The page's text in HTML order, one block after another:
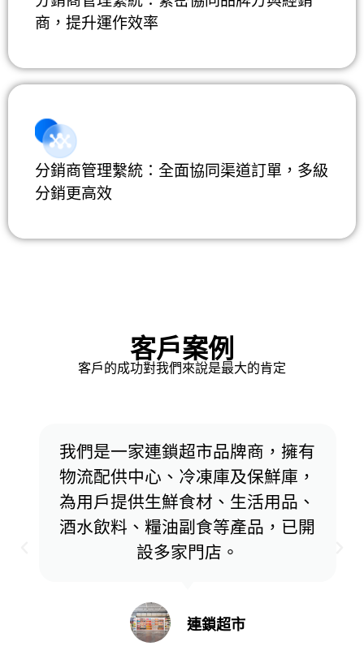
商，提升運作效率
分銷商管理繫統：全面協同渠道訂單，多級
分銷更高效
客戶案例
客戶的成功對我們來說是最大的肯定
我們是一家連鎖超市品牌商，擁有
物流配供中心、冷凍庫及保鮮庫，
為用戶提供生鮮食材、生活用品、
酒水飲料、糧油副食等產品，已開
設多家門店。
連鎖超市